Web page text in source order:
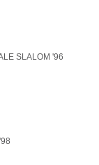
SLALOM '96